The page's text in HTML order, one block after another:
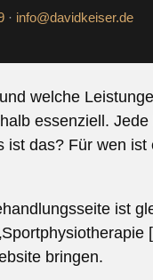
· info@davidkeiser.de
welche
essenziell.
das? Für wen
ist
bringen.